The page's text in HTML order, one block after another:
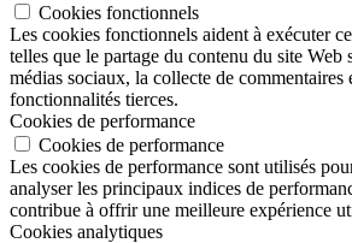
Cookies fonctionnels
Les cookies fonctionnels aident à exécuter
telles que le partage du contenu du site Web
médias sociaux, la collecte de commentaires
fonctionnalités tierces.
Cookies de performance
Cookies de performance
Les cookies de performance sont utilisés
analyser les principaux indices de
contribue à offrir une meilleure expérience
Cookies analytiques